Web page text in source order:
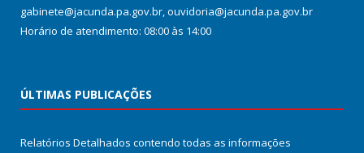
gabinete@jacunda.pa.gov.br, ouvidoria@jacunda.pa.gov.br
Horário de atendimento: 08:00 às 14:00
ÚLTIMAS PUBLICAÇÕES
Relatórios Detalhados contendo todas as informações